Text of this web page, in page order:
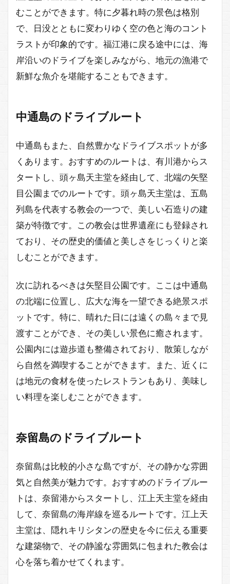
むことができます。特に夕暮れ時の景色は格別
で、日没とともに変わりゆく空の色と海のコント
ラストが印象的です。福江港に戻る途中には、海
岸沿いのドライブを楽しみながら、地元の漁港で
新鮮な魚介を堪能することもできます。
中通島のドライブルート
中通島もまた、自然豊かなドライブスポットが多
くあります。おすすめのルートは、有川港からス
タートし、頭ヶ島天主堂を経由して、北端の矢堅
目公園までのルートです。頭ヶ島天主堂は、五島
列島を代表する教会の一つで、美しい石造りの建
築が特徴です。この教会は世界遺産にも登録され
ており、その歴史的価値と美しさをじっくりと楽
しむことができます。
次に訪れるべきは矢堅目公園です。ここは中通島
の北端に位置し、広大な海を一望できる絶景スポ
ットです。特に、晴れた日には遠くの島々まで見
渡すことができ、その美しい景色に癒されます。
公園内には遊歩道も整備されており、散策しなが
ら自然を満喫することができます。また、近くに
は地元の食材を使ったレストランもあり、美味し
い料理を楽しむことができます。
奈留島のドライブルート
奈留島は比較的小さな島ですが、その静かな雰囲
気と自然美が魅力です。おすすめのドライブルー
トは、奈留港からスタートし、江上天主堂を経由
して、奈留島の海岸線を巡るルートです。江上天
主堂は、隠れキリシタンの歴史を今に伝える重要
な建築物で、その静謐な雰囲気に包まれた教会は
心を落ち着かせてくれます。